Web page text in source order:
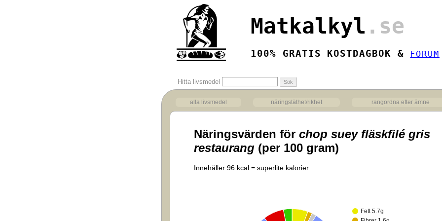
Matkalkyl .se
100% GRATIS KOSTDAGBOK & FORUM
Hitta livsmedel
alla livsmedel näringstäthet/rikhet rangordna efter ämne
Näringsvärden för chop suey fläskfilé gris
restaurang (per 100 gram)
Innehåller 96 kcal = superlite kalorier
Fett 5.7g